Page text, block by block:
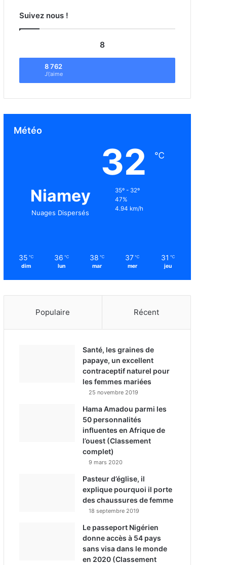
Suivez nous !
8
8 762
J\'aime
Météo
Niamey
Nuages Dispersés
32 ℃
35º - 32º
47%
4.94 km/h
35 ℃
dim
36 ℃
lun
38 ℃
mar
37 ℃
mer
31 ℃
jeu
Populaire Récent
Santé, les graines de
papaye, un excellent
contraceptif naturel pour
les femmes mariées
25 novembre 2019
Hama Amadou parmi les
50 personnalités
influentes en Afrique de
l’ouest (Classement
complet)
9 mars 2020
Pasteur d’église, il
explique pourquoi il porte
des chaussures de femme
18 septembre 2019
Le passeport Nigérien
donne accès à 54 pays
sans visa dans le monde
en 2020 (Classement